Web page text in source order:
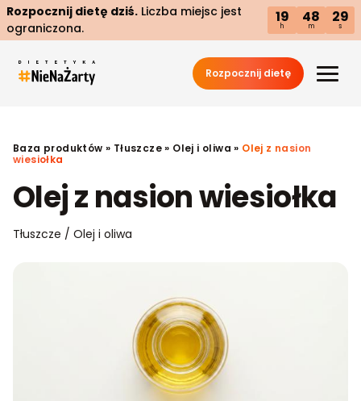
Rozpocznij dietę dziś. Liczba miejsc jest
ograniczona.
19
h
48
m
28
s
Rozpocznij dietę
Baza produktów » Tłuszcze» Olej i oliwa » Olej z nasion
wiesiołka
Olej z nasion wiesiołka
Tłuszcze / Olej i oliwa